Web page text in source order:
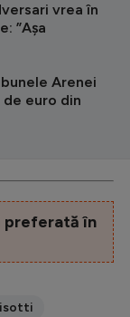
vrea în
”Așa
Arenei
euro din
preferată în